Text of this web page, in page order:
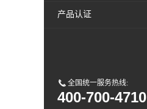
产品认证
全国统一服务热线:
400-700-4710